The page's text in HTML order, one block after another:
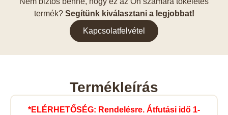
termék? Segítünk kiválasztani a legjobbat!
Kapcsolatfelvétel
Termékleírás
*ELÉRHETŐSÉG: Rendelésre. Átfutási idő 1-